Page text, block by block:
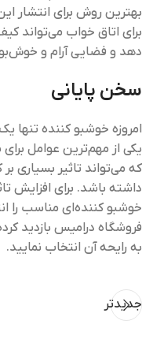
بهترین روش برای انتشار
برای اتاق خواب می‌تواند
دهد و فضایی آرام و
سخن پایانی
امروزه خوشبو کننده تنها
یکی از مهم‌ترین عوامل
که می‌تواند تاثیر بسیاری
داشته باشد. برای افزایش
خوشبو کننده‌ای مناسب را
فروشگاه درامیس بازدید
به رایحه آن انتخاب نمایید.
جدیدتر